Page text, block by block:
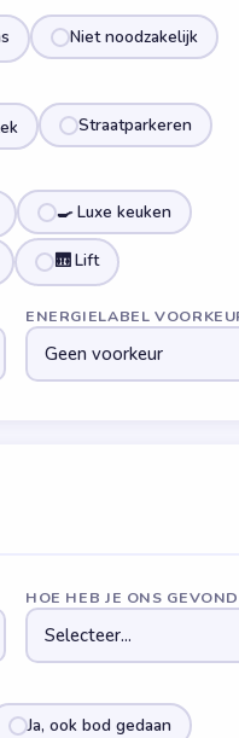
Niet noodzakelijk
Straatparkeren
🍳 Luxe keuken
🛗 Lift
ENERGIELABEL
HOE HEB JE ONS
Ja, ook bod gedaan